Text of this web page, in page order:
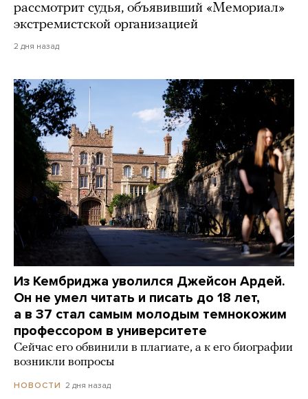
рассмотрит судья, объявивший «Мемориал»
экстремистской организацией
2 дня назад
Из Кембриджа уволился Джейсон Ардей.
Он не умел читать и писать до 18 лет,
а в 37 стал самым молодым темнокожим
профессором в университете
Сейчас его обвинили в плагиате, а к его биографии
возникли вопросы
НОВОСТИ 2 дня назад